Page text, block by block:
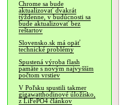
Chrome sa bude
aktualizovať dvakrát
týždenne, v budúcnosti sa
bude aktualizovať bez
reštartov
Slovensko.sk má opäť
technické problémy
Spustená výroba flash
pamäte s novým najvyšším
počtom vrstiev
V Poľsku spustili takmer
gigawatthodinové úložisko,
z LiFePO4 článkov